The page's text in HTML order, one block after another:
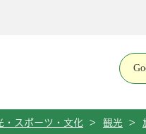
・スポーツ・文化 > 観光 >